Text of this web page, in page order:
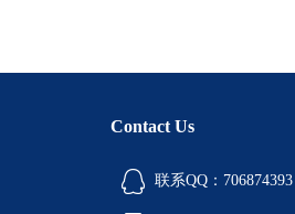
Contact Us
联系QQ：706874393